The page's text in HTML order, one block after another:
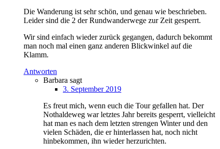
Die Wanderung ist sehr schön, und genau wie beschrieben.
Leider sind die 2 der Rundwanderwege zur Zeit gesperrt.
Wir sind einfach wieder zurück gegangen, dadurch bekommt
man noch mal einen ganz anderen Blickwinkel auf die
Klamm.
Antworten
Barbara sagt
3. September 2019
Es freut mich, wenn euch die Tour gefallen hat. Der
Nothaldeweg war letztes Jahr bereits gesperrt, vielleicht
hat man es nach dem letzten strengen Winter und den
vielen Schäden, die er hinterlassen hat, noch nicht
hinbekommen, ihn wieder herzurichten.